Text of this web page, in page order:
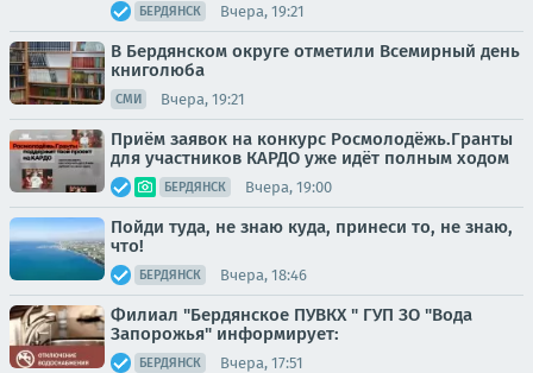
БЕРДЯНСК Вчера, 19:21
В Бердянском округе отметили Всемирный день
книголюба
СМИ Вчера, 19:21
Приём заявок на конкурс Росмолодёжь.Гранты
для участников КАРДО уже идёт полным ходом
БЕРДЯНСК Вчера, 19:00
Пойди туда, не знаю куда, принеси то, не знаю,
что!
БЕРДЯНСК Вчера, 18:46
Филиал "Бердянское ПУВКХ " ГУП ЗО "Вода
Запорожья" информирует:
БЕРДЯНСК Вчера, 17:51